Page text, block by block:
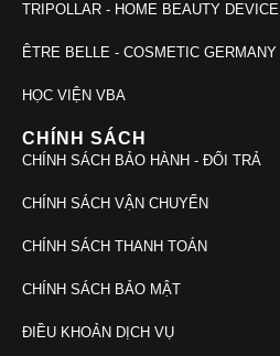
TRIPOLLAR - HOME BEAUTY DEVICE
ÊTRE BELLE - COSMETIC GERMANY
HỌC VIỆN VBA
CHÍNH SÁCH
CHÍNH SÁCH BẢO HÀNH - ĐỔI TRẢ
CHÍNH SÁCH VẬN CHUYỂN
CHÍNH SÁCH THANH TOÁN
CHÍNH SÁCH BẢO MẬT
ĐIỀU KHOẢN DỊCH VỤ